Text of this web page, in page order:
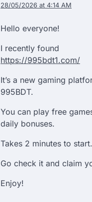
28/05/2026 at 4:14 AM
Hello everyone!
I recently found
https://995bdt1.com/
It’s a new gaming
995BDT.
You can play free
daily bonuses.
Takes 2 minutes to start.
Go check it and claim
Enjoy!